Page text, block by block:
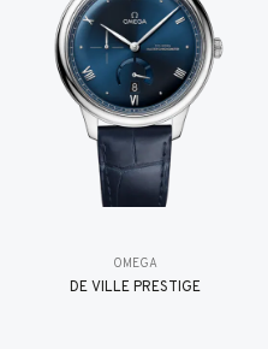
OMEGA
DE VILLE PRESTIGE